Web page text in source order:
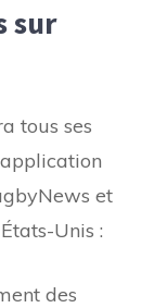
sur
tous ses
et
Unis :
des